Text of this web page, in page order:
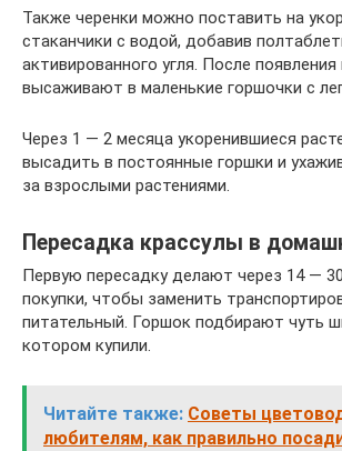
Также черенки можно поставить на
стаканчики с водой, добавив
активированного угля. После появления
высаживают в маленькие горшочки с
Через 1 — 2 месяца укоренившиеся
высадить в постоянные горшки и
за взрослыми растениями.
Пересадка крассулы в
Первую пересадку делают через 14 —
покупки, чтобы заменить
питательный. Горшок подбирают чуть
котором купили.
Читайте также: Советы
любителям, как правильно